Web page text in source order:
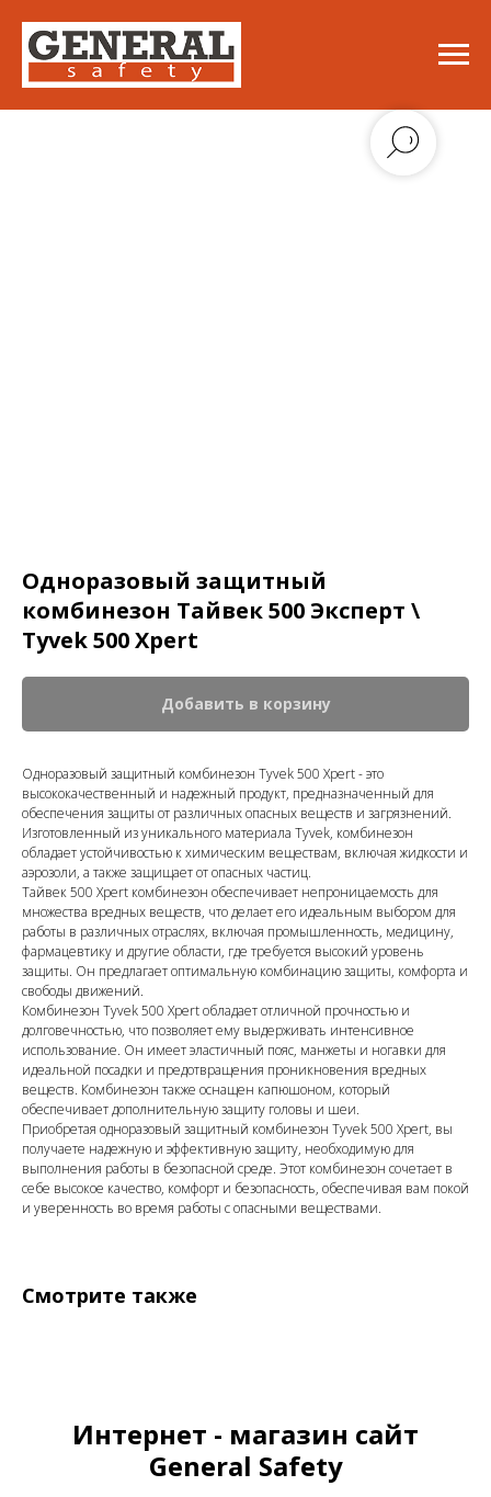
Одноразовый защитный
комбинезон Тайвек 500 Эксперт \
Tyvek 500 Xpert
Добавить в корзину
Одноразовый защитный комбинезон Tyvek 500 Xpert - это
высококачественный и надежный продукт, предназначенный для
обеспечения защиты от различных опасных веществ и загрязнений.
Изготовленный из уникального материала Tyvek, комбинезон
обладает устойчивостью к химическим веществам, включая жидкости и
аэрозоли, а также защищает от опасных частиц.
Тайвек 500 Xpert комбинезон обеспечивает непроницаемость для
множества вредных веществ, что делает его идеальным выбором для
работы в различных отраслях, включая промышленность, медицину,
фармацевтику и другие области, где требуется высокий уровень
защиты. Он предлагает оптимальную комбинацию защиты, комфорта и
свободы движений.
Комбинезон Tyvek 500 Xpert обладает отличной прочностью и
долговечностью, что позволяет ему выдерживать интенсивное
использование. Он имеет эластичный пояс, манжеты и ногавки для
идеальной посадки и предотвращения проникновения вредных
веществ. Комбинезон также оснащен капюшоном, который
обеспечивает дополнительную защиту головы и шеи.
Приобретая одноразовый защитный комбинезон Tyvek 500 Xpert, вы
получаете надежную и эффективную защиту, необходимую для
выполнения работы в безопасной среде. Этот комбинезон сочетает в
себе высокое качество, комфорт и безопасность, обеспечивая вам покой
и уверенность во время работы с опасными веществами.
Смотрите также
Интернет - магазин сайт
General Safety